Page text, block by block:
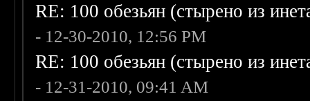
RE: 100 обезьян (стырено из
- 12-30-2010, 12:56 PM
RE: 100 обезьян (стырено из
- 12-31-2010, 09:41 AM